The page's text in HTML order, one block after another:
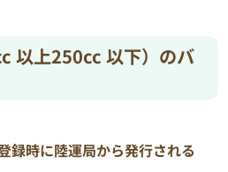
以上250cc 以下）のバ
録時に陸運局から発行される